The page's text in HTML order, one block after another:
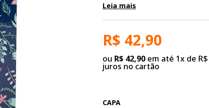
Leia mais
R$ 42,90
ou R$ 42,90em até 1x de R$
juros no cartão
CAPA